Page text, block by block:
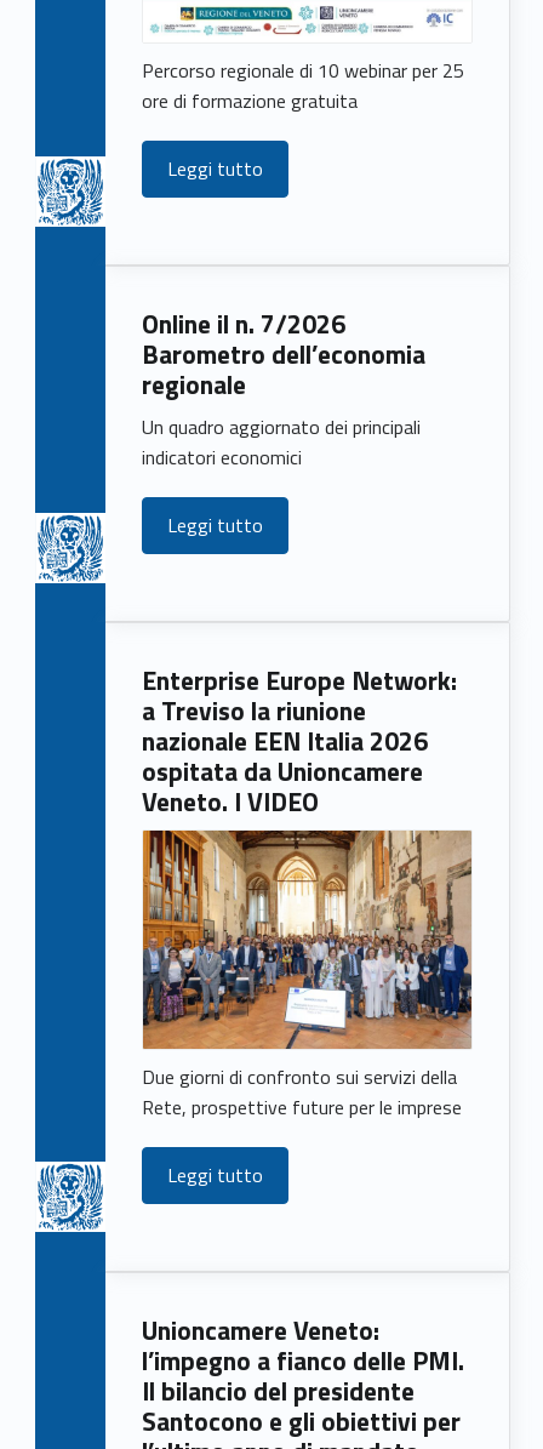
Percorso regionale di 10 webinar per 25
ore di formazione gratuita
Leggi tutto
Online il n. 7/2026
Barometro dell’economia
regionale
Un quadro aggiornato dei principali
indicatori economici
Leggi tutto
Enterprise Europe Network:
a Treviso la riunione
nazionale EEN Italia 2026
ospitata da Unioncamere
Veneto. I VIDEO
Due giorni di confronto sui servizi della
Rete, prospettive future per le imprese
Leggi tutto
Unioncamere Veneto:
l’impegno a fianco delle PMI.
Il bilancio del presidente
Santocono e gli obiettivi per